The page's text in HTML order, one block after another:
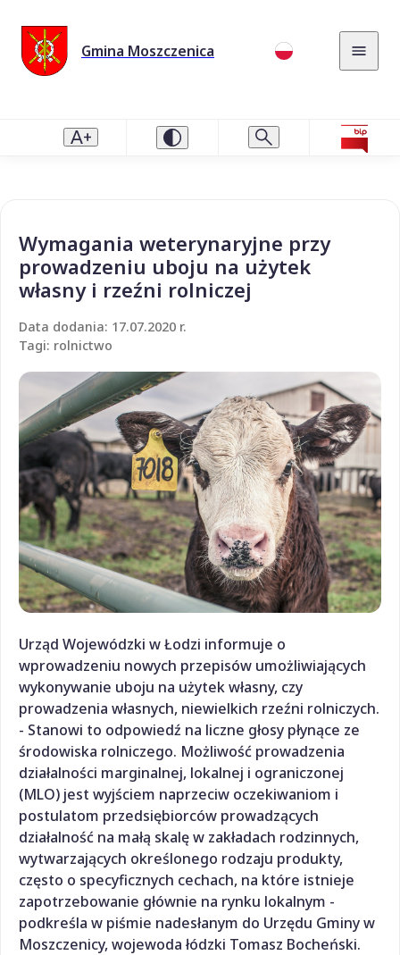
Gmina Moszczenica
Wymagania weterynaryjne przy
prowadzeniu uboju na użytek
własny i rzeźni rolniczej
Data dodania: 17.07.2020 r.
Tagi: rolnictwo
Urząd Wojewódzki w Łodzi informuje o
wprowadzeniu nowych przepisów umożliwiających
wykonywanie uboju na użytek własny, czy
prowadzenia własnych, niewielkich rzeźni rolniczych.
- Stanowi to odpowiedź na liczne głosy płynące ze
środowiska rolniczego. Możliwość prowadzenia
działalności marginalnej, lokalnej i ograniczonej
(MLO) jest wyjściem naprzeciw oczekiwaniom i
postulatom przedsiębiorców prowadzących
działalność na małą skalę w zakładach rodzinnych,
wytwarzających określonego rodzaju produkty,
często o specyficznych cechach, na które istnieje
zapotrzebowanie głównie na rynku lokalnym -
podkreśla w piśmie nadesłanym do Urzędu Gminy w
Moszczenicy, wojewoda łódzki Tomasz Bocheński.